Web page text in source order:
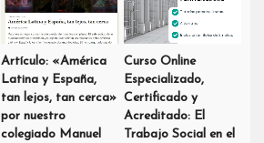
Artículo: «América
Latina y España,
tan lejos, tan cerca»
por nuestro
colegiado Manuel
Curso Online
Especializado,
Certificado y
Acreditado: El
Trabajo Social en el